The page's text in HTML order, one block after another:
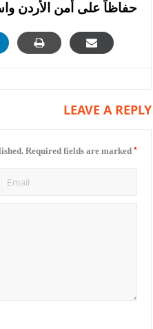
حفاظاً على أمن الأردن
LEAVE A REPLY
Required fields are marked *